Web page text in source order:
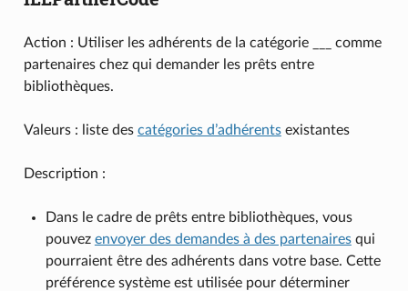
Action : Utiliser les adhérents de la catégorie ___ comme
partenaires chez qui demander les prêts entre
bibliothèques.
Valeurs : liste des catégories d’adhérentsexistantes
Description :
Dans le cadre de prêts entre bibliothèques, vous
pouvez envoyer des demandes à des partenairesqui
pourraient être des adhérents dans votre base. Cette
préférence système est utilisée pour déterminer